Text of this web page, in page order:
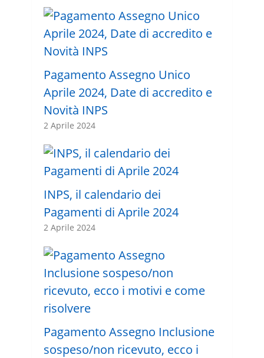
Pagamento Assegno Unico
Aprile 2024, Date di accredito e
Novità INPS
2 Aprile 2024
INPS, il calendario dei
Pagamenti di Aprile 2024
2 Aprile 2024
Pagamento Assegno Inclusione
sospeso/non ricevuto, ecco i